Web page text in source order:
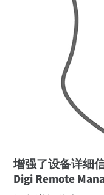
增强了设备详细
Digi Remote